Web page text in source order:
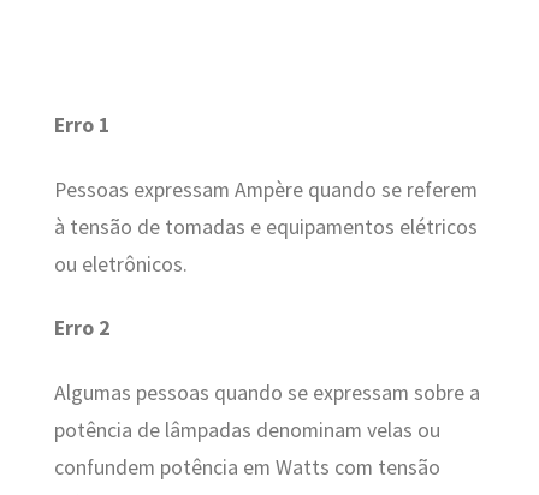
Erro 1
Pessoas expressam Ampère quando se referem
à tensão de tomadas e equipamentos elétricos
ou eletrônicos.
Erro 2
Algumas pessoas quando se expressam sobre a
potência de lâmpadas denominam velas ou
confundem potência em Watts com tensão